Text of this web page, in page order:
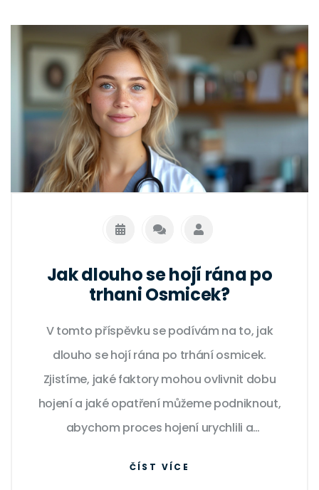
Jak dlouho se hojí rána po
trhani Osmicek?
V tomto příspěvku se podívám na to, jak
dlouho se hojí rána po trhání osmicek.
Zjistíme, jaké faktory mohou ovlivnit dobu
hojení a jaké opatření můžeme podniknout,
abychom proces hojení urychlili a
ČÍST VÍCE